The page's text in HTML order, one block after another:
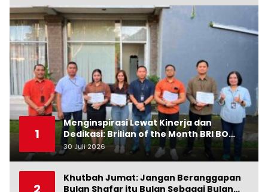
1
Menginspirasi Lewat Kinerja dan
Dedikasi: Brilian of the Month BRI BO
Ubud Bulan Juni
30 Juli 2026 0
Khutbah Jumat: Jangan Beranggapan
Bulan Shafar itu Bulan Sebagai Bulan